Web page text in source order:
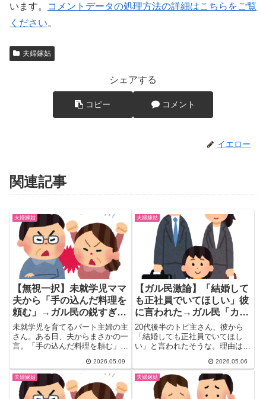
います。
コメントデータの処理方法の詳細はこちらをご覧
ください。
夫婦嫁姑
シェアする
コピー コメント
イエロー
関連記事
夫婦嫁姑
【無視一択】未就学児ママ
夫から「手の込んだ料理を
頼む」→ガル民の鋭すぎる
返しｗｗｗ
未就学児を育てるパート主婦の主
さん。ある日、夫からまさかの一
言。「手の込んだ料理を頼む」
2026.05.09
夫婦嫁姑
【ガル民激論】「結婚して
も正社員でいてほしい」彼
に言われた→ガル民「カッ
コつけて嘘つくよりマシ」
「父親と母親をよく観察せ
よ」
20代後半のトピ主さん、彼から
「結婚しても正社員でいてほし
い」と言われたそうな。理由は
2026.05.06
夫婦嫁姑 夫婦嫁姑